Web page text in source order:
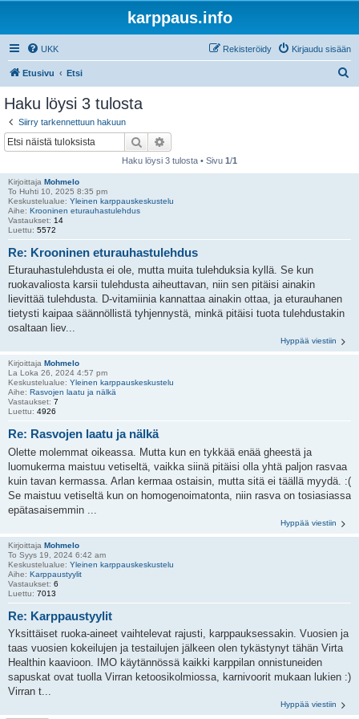
karppaus.info
UKK Kirjaudu sisään
Rekisteröidy
Etusivu Etsi
Haku löysi 3 tulosta
Siirry tarkennettuun hakuun
Etsi
Haku löysi 3 tulosta • Sivu 1/1
Kirjoittaja Mohmelo
To Huhti 10, 2025 8:35 pm
Keskustelualue: Yleinen karppauskeskustelu
Aihe: Krooninen eturauhastulehdus
Vastaukset: 14
Luettu: 5572
Re: Krooninen eturauhastulehdus
Eturauhastulehdusta ei ole, mutta muita tulehduksia kyllä. Se kun
ruokavaliosta karsii tulehdusta aiheuttavan, niin sen pitäisi ainakin
lievittää tulehdusta. D-vitamiinia kannattaa ainakin ottaa, ja eturauhanen
tietysti kaipaa säännöllistä tyhjennystä, minkä pitäisi tuota tulehdustakin
osaltaan liev...
Hyppää viestiin
Kirjoittaja Mohmelo
La Loka 26, 2024 4:57 pm
Keskustelualue: Yleinen karppauskeskustelu
Aihe: Rasvojen laatu ja nälkä
Vastaukset: 7
Luettu: 4926
Re: Rasvojen laatu ja nälkä
Olette molemmat oikeassa. Mutta kun en tykkää enää gheestä ja
luomukerma maistuu vetiseltä, vaikka siinä pitäisi olla yhtä paljon rasvaa
kuin tavan kermassa. Arlan kermaa ostaisin, mutta sitä ei täällä myydä. :(
Se maistuu vetiseltä kun on homogenoimatonta, niin rasva on tosiasiassa
epätasaisemmin ...
Hyppää viestiin
Kirjoittaja Mohmelo
To Syys 19, 2024 6:42 am
Keskustelualue: Yleinen karppauskeskustelu
Aihe: Karppaustyylit
Vastaukset: 6
Luettu: 7013
Re: Karppaustyylit
Yksittäiset ruoka-aineet vaihtelevat rajusti, karppauksessakin. Vuosien ja
taas vuosien kokeilujen ja testailujen jälkeen olen tykästynyt tähän Virta
Healthin kaavioon. IMO käytännössä kaikki karppilan onnistuneiden
sapuskat ovat tuolla Virran ketoosikolmiossa, karnivoorit mukaan lukien :)
Virran t...
Hyppää viestiin